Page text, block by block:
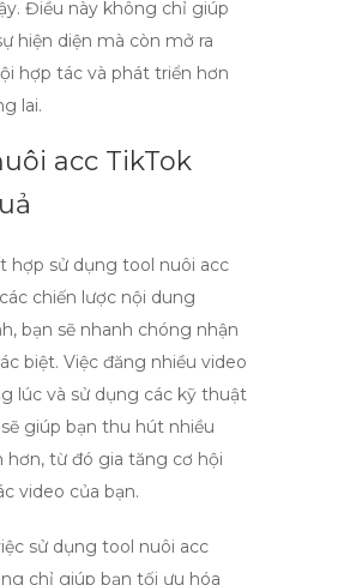
Điều này không chỉ giúp
hiện diện mà còn mở ra
hợp tác và phát triển hơn
lai.
acc TikTok
hợp sử dụng tool nuôi acc
chiến lược nội dung
bạn sẽ nhanh chóng nhận
biệt. Việc đăng nhiều video
lúc và sử dụng các kỹ thuật
giúp bạn thu hút nhiều
hơn, từ đó gia tăng cơ hội
video của bạn.
sử dụng tool nuôi acc
chỉ giúp bạn tối ưu hóa